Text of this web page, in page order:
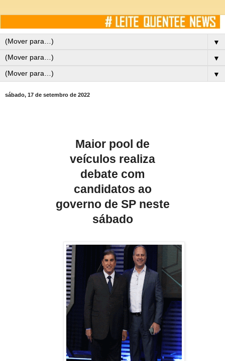
▼
▼
▼
sábado, 17 de setembro de 2022
Maior pool de
veículos realiza
debate com
candidatos ao
governo de SP neste
sábado